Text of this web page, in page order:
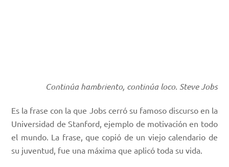
Continúa hambriento, continúa loco. Steve Jobs
Es la frase con la que Jobs cerró su famoso discurso en la
Universidad de Stanford, ejemplo de motivación en todo
el mundo. La frase, que copió de un viejo calendario de
su juventud, fue una máxima que aplicó toda su vida.